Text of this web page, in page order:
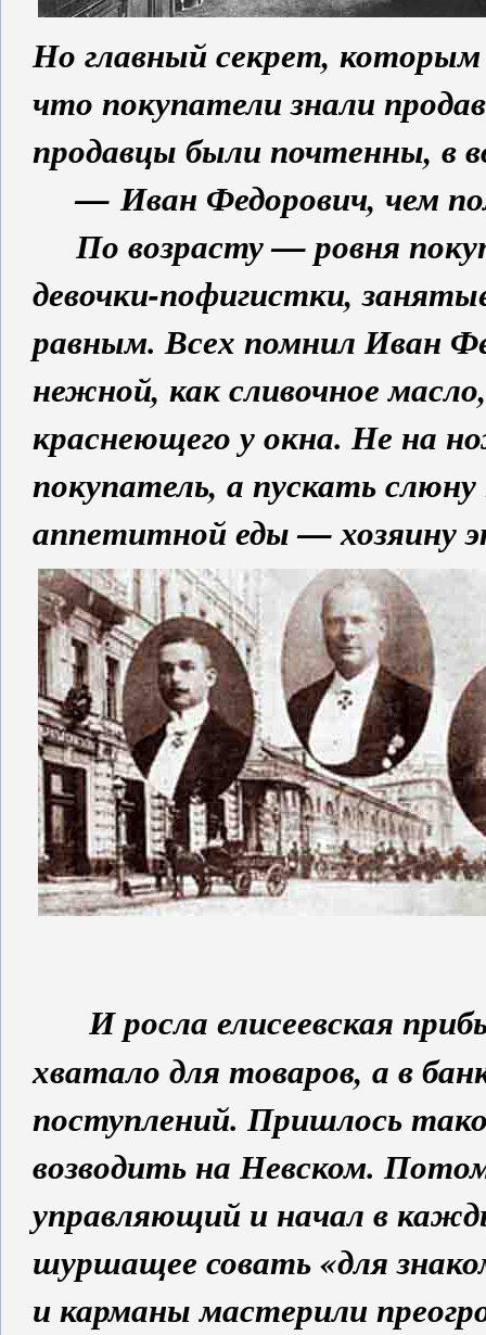
Но главный секрет, которым
что покупатели знали
продавцы были почтенны, в
— Иван Федорович, чем
По возрасту — ровня
девочки-пофигистки,
равным. Всех помнил Иван
нежной, как сливочное
краснеющего у окна. Не на
покупатель, а пускать
аппетитной еды — хозяину
И росла елисеевская
хватало для товаров, а в
поступлений. Пришлось
возводить на Невском.
управляющий и начал в
шуршащее совать «для
и карманы мастерили